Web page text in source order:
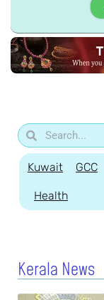
Kuwait GCC
Health
Kerala News